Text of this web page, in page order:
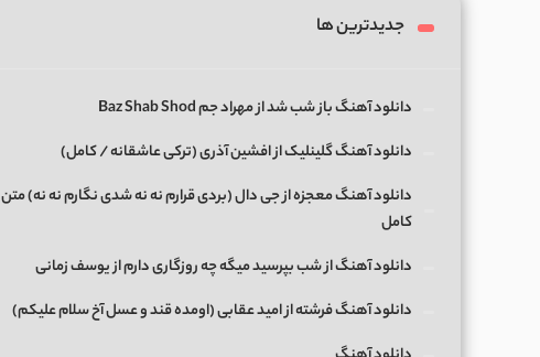
جدیدترین ها
دانلود آهنگ باز شب شد از مهراد جم Baz Shab Shod
دانلود آهنگ گلینلیک از افشین آذری (ترکی عاشقانه / کامل)
دانلود آهنگ معجزه از جی دال (بردی قرارم نه نه شدی نگارم نه نه) متن
کامل
دانلود آهنگ از شب بپرسید میگه چه روزگاری دارم از یوسف زمانی
دانلود آهنگ فرشته از امید عقابی (اومده قند و عسل آخ سلام علیکم)